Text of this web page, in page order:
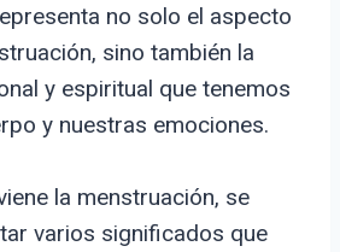
no solo el aspecto
sino también la
y espiritual que tenemos
y nuestras emociones.
la menstruación, se
varios significados que